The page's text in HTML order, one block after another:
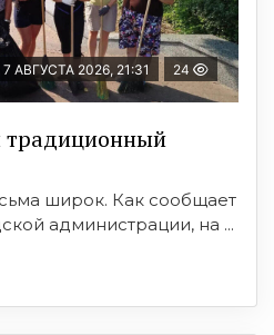
7 АВГУСТА 2026, 21:31 24
традиционный
широк. Как сообщает
администрации, на ...